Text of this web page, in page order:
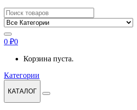
Найти:
0 ₽0
Корзина пуста.
Категории
КАТАЛОГ